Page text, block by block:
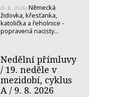
(8. 8. 2026) Německá
židovka, křesťanka,
katolička a řeholnice -
popravená nacisty...
Nedělní přímluvy
/ 19. neděle v
mezidobí, cyklus
A / 9. 8. 2026